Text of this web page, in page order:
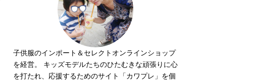
子供服のインポート＆セレクトオンラインショップ
を経営。 キッズモデルたちのひたむきな頑張りに心
を打たれ、応援するためのサイト「カワプレ」を個